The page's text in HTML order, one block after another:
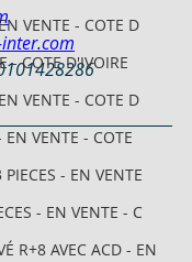
VENTE - COTE D
- COTE D'IVOIRE
VENTE - COTE D
VENTE - COTE
- EN VENTE
- EN VENTE - C
R+8 AVEC ACD - EN